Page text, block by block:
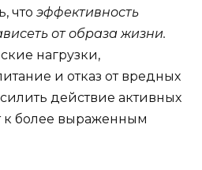
что эффективность
от образа жизни.
нагрузки,
и отказ от вредных
действие активных
к более выраженным